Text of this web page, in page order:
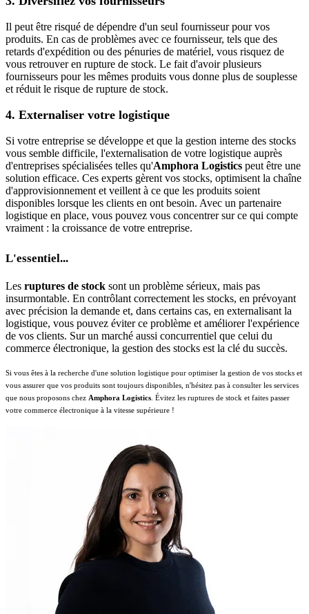
Il peut être risqué de dépendre d'un seul fournisseur pour vos
produits. En cas de problèmes avec ce fournisseur, tels que des
retards d'expédition ou des pénuries de matériel, vous risquez de
vous retrouver en rupture de stock. Le fait d'avoir plusieurs
fournisseurs pour les mêmes produits vous donne plus de souplesse
et réduit le risque de rupture de stock.
4. Externaliser votre logistique
Si votre entreprise se développe et que la gestion interne des stocks
vous semble difficile, l'externalisation de votre logistique auprès
d'entreprises spécialisées telles qu'Amphora Logistics peut être une
solution efficace. Ces experts gèrent vos stocks, optimisent la chaîne
d'approvisionnement et veillent à ce que les produits soient
disponibles lorsque les clients en ont besoin. Avec un partenaire
logistique en place, vous pouvez vous concentrer sur ce qui compte
vraiment : la croissance de votre entreprise.
L'essentiel...
Les ruptures de stock sont un problème sérieux, mais pas
insurmontable. En contrôlant correctement les stocks, en prévoyant
avec précision la demande et, dans certains cas, en externalisant la
logistique, vous pouvez éviter ce problème et améliorer l'expérience
de vos clients. Sur un marché aussi concurrentiel que celui du
commerce électronique, la gestion des stocks est la clé du succès.
Si vous êtes à la recherche d'une solution logistique pour optimiser la gestion de vos stocks et
vous assurer que vos produits sont toujours disponibles, n'hésitez pas à consulter les services
que nous proposons chez Amphora Logistics . Évitez les ruptures de stock et faites passer
votre commerce électronique à la vitesse supérieure !